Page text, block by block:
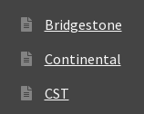
Bridgestone
Continental
CST